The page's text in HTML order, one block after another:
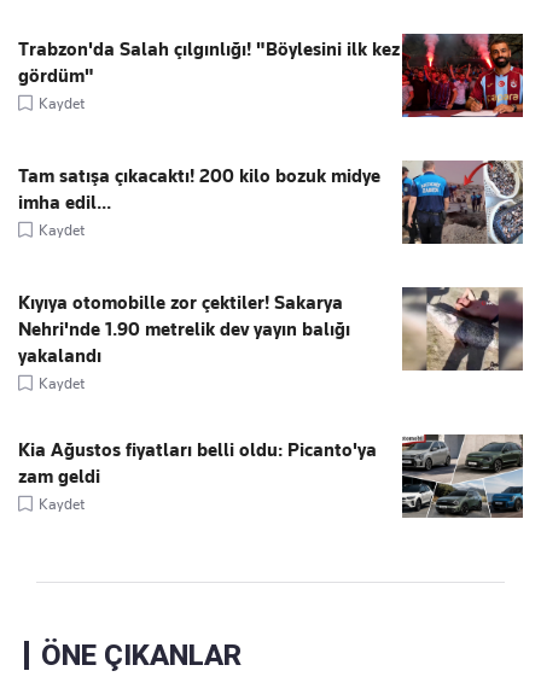
Trabzon'da Salah çılgınlığı! "Böylesini ilk kez
gördüm"
Kaydet
Tam satışa çıkacaktı! 200 kilo bozuk midye
imha edil...
Kaydet
Kıyıya otomobille zor çektiler! Sakarya
Nehri'nde 1.90 metrelik dev yayın balığı
yakalandı
Kaydet
Kia Ağustos fiyatları belli oldu: Picanto'ya
zam geldi
Kaydet
ÖNE ÇIKANLAR